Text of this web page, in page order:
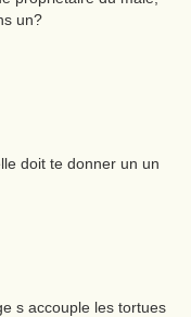
un?
doit te donner un un
s accouple les tortues